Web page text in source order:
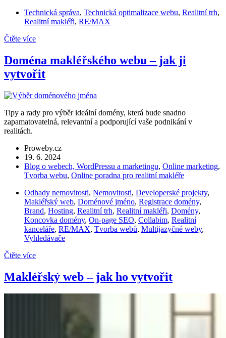
Technická správa, Technická optimalizace webu, Realitní trh,
Realitní makléři, RE/MAX
Čtěte více
Doména makléřského webu – jak ji
vytvořit
Tipy a rady pro výběr ideální domény, která bude snadno
zapamatovatelná, relevantní a podporující vaše podnikání v
realitách.
Proweby.cz
19. 6. 2024
Blog o webech, WordPressu a marketingu, Online marketing,
Tvorba webu, Online poradna pro realitní makléře
Odhady nemovitosti, Nemovitosti, Developerské projekty,
Makléřský web, Doménové jméno, Registrace domény,
Brand, Hosting, Realitní trh, Realitní makléři, Domény,
Koncovka domény, On-page SEO, Collabim, Realitní
kanceláře, RE/MAX, Tvorba webů, Multijazyčné weby,
Vyhledávače
Čtěte více
Makléřský web – jak ho vytvořit